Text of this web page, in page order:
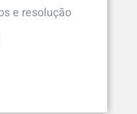
e resolução